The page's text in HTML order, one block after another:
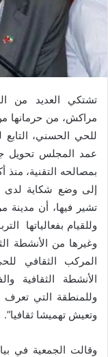
تشتكي العديد من
مراكش، من حرمانها من
للحي الحسني،
عمد المجلس تحويل
بمصالحه التقنية، منذ
إلى وضع شكاية لدى
تشير فيها، أن مدينة
وللقيام بفعالياتها
وغيرها من الأنشطة
المركب الثقافي
الأنشطة الثقافية
وللمنطقة التي
وتعيش تهميشا ثقافيا”.
وقالت الجمعية في